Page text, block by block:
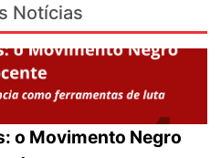
Notícias
o Movimento Negro